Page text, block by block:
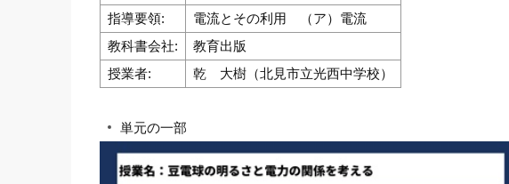
指導要領:
電流とその利用 （ア）電流
教科書会社:
教育出版
授業者:
乾 大樹（北見市立光西中学校）
単元の一部